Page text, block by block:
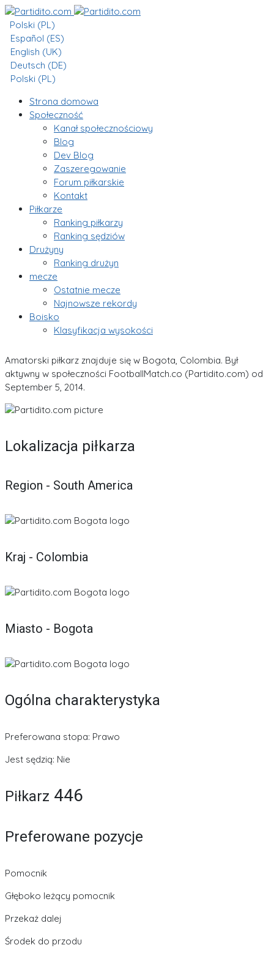
Polski (PL)
Español (ES)
English (UK)
Deutsch (DE)
Polski (PL)
Strona domowa
Społeczność
Kanał społecznościowy
Blog
Dev Blog
Zaszeregowanie
Forum piłkarskie
Kontakt
Piłkarze
Ranking piłkarzy
Ranking sędziów
Drużyny
Ranking drużyn
mecze
Ostatnie mecze
Najnowsze rekordy
Boisko
Klasyfikacja wysokości
Amatorski piłkarz znajduje się w Bogota, Colombia. Był
aktywny w społeczności FootballMatch.co (Partidito.com) od
September 5, 2014.
Lokalizacja piłkarza
Region - South America
Kraj - Colombia
Miasto - Bogota
Ogólna charakterystyka
Preferowana stopa: Prawo
Jest sędzią: Nie
Piłkarz 446
Preferowane pozycje
Pomocnik
Głęboko leżący pomocnik
Przekaż dalej
Środek do przodu